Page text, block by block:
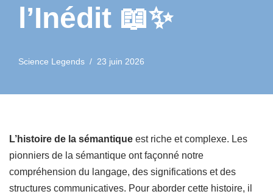
l’Inédit 📖✨
Science Legends 23 juin 2026
L’histoire de la sémantique est riche et complexe. Les
pionniers de la sémantique ont façonné notre
compréhension du langage, des significations et des
structures communicatives. Pour aborder cette histoire, il